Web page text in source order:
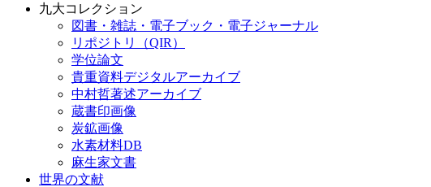
九大コレクション
図書・雑誌・電子ブック・電子ジャーナル
リポジトリ（QIR）
学位論文
貴重資料デジタルアーカイブ
中村哲著述アーカイブ
蔵書印画像
炭鉱画像
水素材料DB
麻生家文書
世界の文献